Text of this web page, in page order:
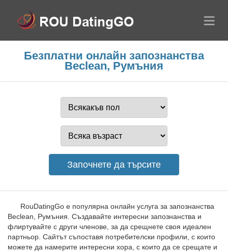
Безплатни онлайн запознанства
Beclean, Румъния
RouDatingGo е популярна онлайн услуга за запознанства
Beclean, Румъния. Създавайте интересни запознанства и
флиртувайте с други членове, за да срещнете своя идеален
партньор. Сайтът съпоставя потребителски профили, с които
можете да намерите интересни хора, с които да се срещате и